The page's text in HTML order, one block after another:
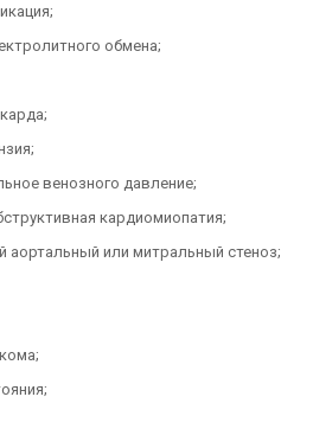
обмена;
венозного давление;
кардиомиопатия;
аортальный или митральный стеноз;